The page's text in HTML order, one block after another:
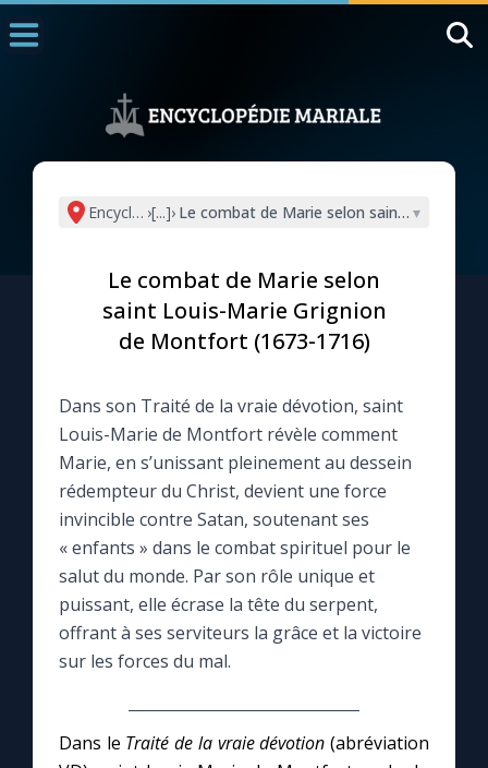
L'actualité de la semaine
La chaîne Youtube
La newsletter
La vidéo de la semaine
Le compte Tiktok
Le magazine
Le site internet
Encyclopédie mariale
›[...]› Le combat de Marie selon saint Louis-
▾
Le combat de Marie selon
saint Louis-Marie Grignion
de Montfort (1673-1716)
Dans son Traité de la vraie dévotion, saint
Louis-Marie de Montfort révèle comment
Marie, en s’unissant pleinement au dessein
rédempteur du Christ, devient une force
invincible contre Satan, soutenant ses
« enfants » dans le combat spirituel pour le
salut du monde. Par son rôle unique et
puissant, elle écrase la tête du serpent,
offrant à ses serviteurs la grâce et la victoire
sur les forces du mal.
Dans le Traité de la vraie dévotion (abréviation